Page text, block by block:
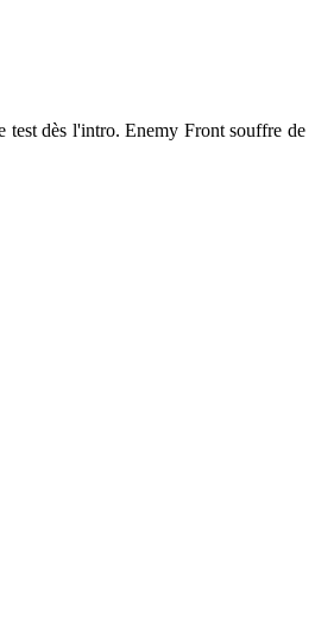
test dès l'intro. Enemy Front souffre de